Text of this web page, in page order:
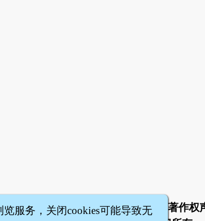
络我们 服务条款 隐私权条款
著作权
服务，关闭cookies可能导致无